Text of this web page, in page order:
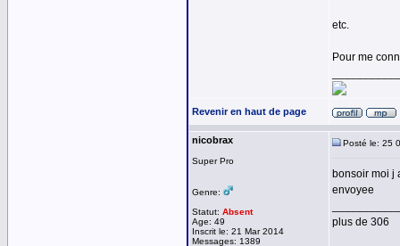
etc.
Pour me
Revenir en haut de page
nicobrax
Super Pro
Genre:
Statut: Absent
Age: 49
Inscrit le: 21 Mar 2014
Messages: 1389
Posté le: 25
bonsoir moi j
envoyee
plus de 306